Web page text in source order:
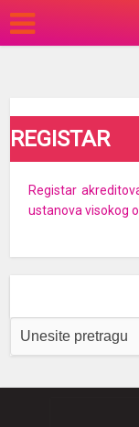
REGISTAR
Registar
ustanova visokog